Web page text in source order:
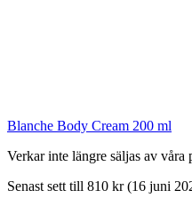
Blanche Body Cream 200 ml
Verkar inte längre säljas av våra
Senast sett till 810 kr (16 juni